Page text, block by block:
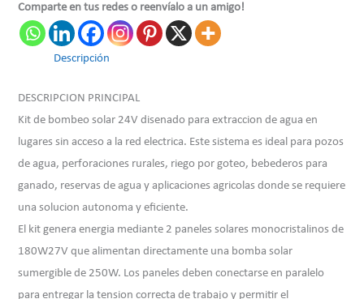
Comparte en tus redes o reenvíalo a un amigo!
Descripción
DESCRIPCION PRINCIPAL
Kit de bombeo solar 24V disenado para extraccion de agua en
lugares sin acceso a la red electrica. Este sistema es ideal para pozos
de agua, perforaciones rurales, riego por goteo, bebederos para
ganado, reservas de agua y aplicaciones agricolas donde se requiere
una solucion autonoma y eficiente.
El kit genera energia mediante 2 paneles solares monocristalinos de
180W27V que alimentan directamente una bomba solar
sumergible de 250W. Los paneles deben conectarse en paralelo
para entregar la tension correcta de trabajo y permitir el